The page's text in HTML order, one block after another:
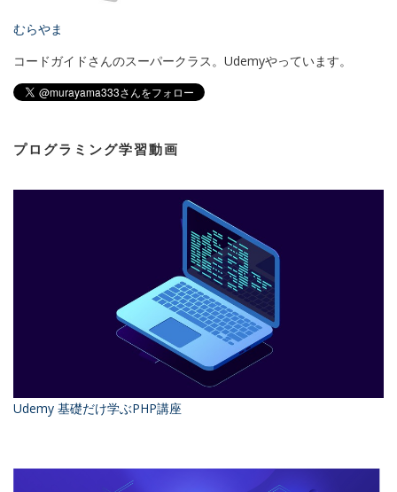
むらやま
コードガイドさんのスーパークラス。Udemyやっています。
プログラミング学習動画
Udemy 基礎だけ学ぶPHP講座